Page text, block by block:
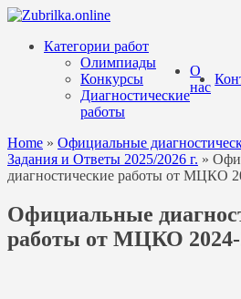
Перейти
содержанию
Категории работ
Олимпиады
Конкурсы
Диагностические
работы
О
нас
Home » Официальные
Задания и Ответы 2025/2026 г. »
диагностические работы от МЦКО
Официальные
работы от МЦКО 2024-